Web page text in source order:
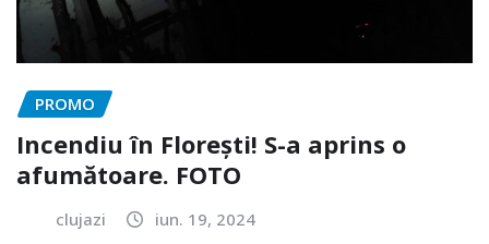
PROMO
Incendiu în Florești! S-a aprins o
afumătoare. FOTO
clujazi iun. 19, 2024